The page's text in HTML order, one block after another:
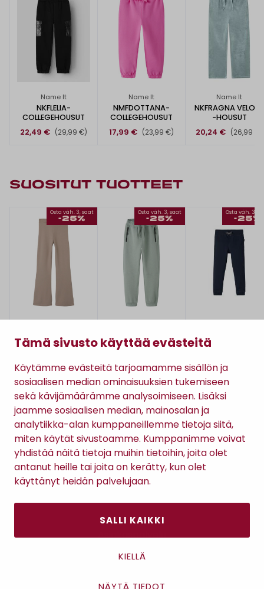
Tämä sivusto käyttää evästeitä
Käytämme evästeitä tarjoamamme sisällön ja
sosiaalisen median ominaisuuksien tukemiseen
sekä kävijämäärämme analysoimiseen. Lisäksi
jaamme sosiaalisen median, mainosalan ja
analytiikka-alan kumppaneillemme tietoja siitä,
miten käytät sivustoamme. Kumppanimme voivat
yhdistää näitä tietoja muihin tietoihin, joita olet
antanut heille tai joita on kerätty, kun olet
käyttänyt heidän palvelujaan.
SALLI KAIKKI
KIELLÄ
NÄYTÄ TIEDOT
Name It
NKFLELIA-
COLLEGEHOUSUT
22,49 € (29,99 €)
Name It
NMFDOTTANA-
COLLEGEHOUSUT
17,99 € (23,99 €)
Name It
NKFRAGNA VELOUR
-HOUSUT
20,24 € (26,99 €)
SUOSITUT TUOTTEET
Osta väh. 3, saat
-25%
NKFFRIKKALI
BOOTCUT -
Osta väh. 3, saat
-25%
COLLEGEHOUSUT
Osta väh. 3,
-25%
NKMSWEAT PANT -
COLLEGEHOUSUT
TILAA RATSULAN UUTISKIRJE
Tilaamalla uutiskirjeen hyväksytRatsulan tietosuojaselosteen.
Asiakaspalvelu
Lahjakortti